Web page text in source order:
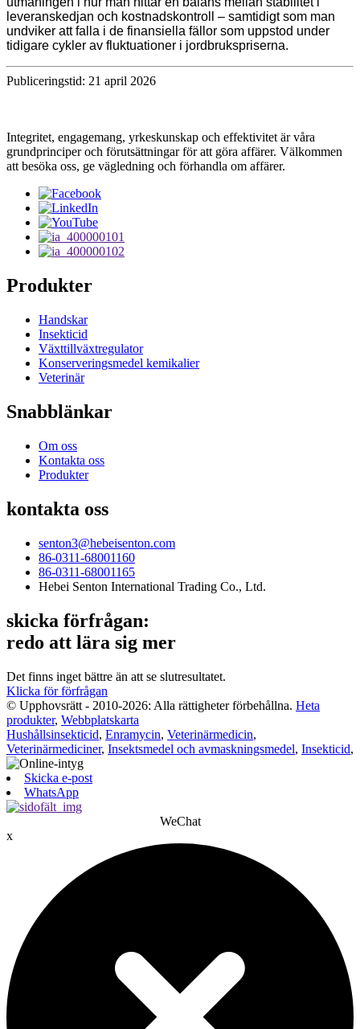
leveranskedjan och kostnadskontroll – samtidigt som man
undviker att falla i de finansiella fällor som uppstod under
tidigare cykler av fluktuationer i jordbrukspriserna.
Publiceringstid: 21 april 2026
Integritet, engagemang, yrkeskunskap och effektivitet är våra
grundprinciper och förutsättningar för att göra affärer. Välkommen
att besöka oss, ge vägledning och förhandla om affärer.
Produkter
Handskar
Insekticid
Växttillväxtregulator
Konserveringsmedel kemikalier
Veterinär
Snabblänkar
Om oss
Kontakta oss
Produkter
kontakta oss
senton3@hebeisenton.com
86-0311-68001160
86-0311-68001165
Hebei Senton International Trading Co., Ltd.
skicka förfrågan:
redo att lära sig mer
Det finns inget bättre än att se slutresultatet.
Klicka för förfrågan
© Upphovsrätt - 2010-2026: Alla rättigheter förbehållna. Heta
produkter, Webbplatskarta
Hushållsinsekticid, Enramycin, Veterinärmedicin,
Veterinärmediciner, Insektsmedel och avmaskningsmedel, Insekticid,
Skicka e-post
WhatsApp
WeChat
x